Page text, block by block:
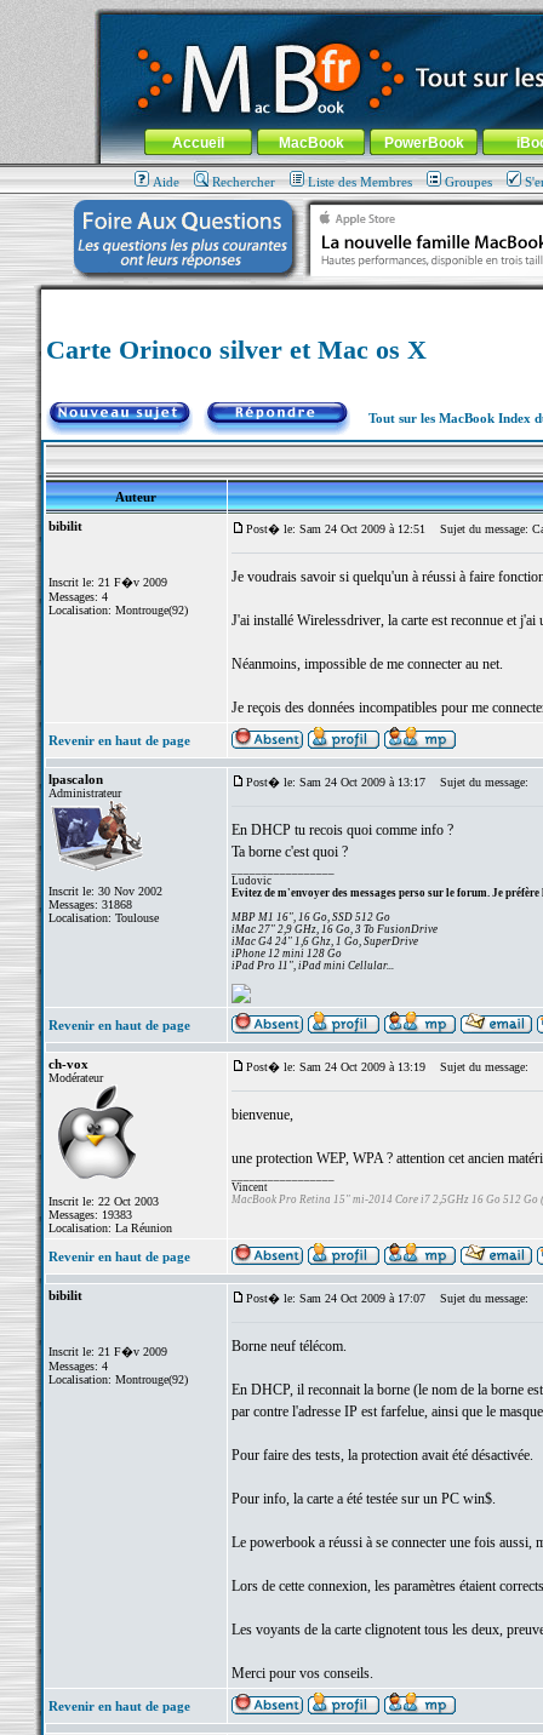
MacBook-fr.com : 100% Apple... 100% nomade !
Aller au contenu-Aller au menu général-Aller au menu de
Menu général
Accueil MacBook PowerBook
Aide Rechercher Liste des Membres Groupes
Carte Orinoco silver et Mac os X
Tout sur les MacBook Index
Auteur
bibilit
Inscrit le: 21 F�v 2009
Messages: 4
Localisation: Montrouge(92)
Post� le: Sam 24 Oct 2009 à 12:51 Sujet du message:
Je voudrais savoir si quelqu'un à réussi à faire
J'ai installé Wirelessdriver, la carte est reconnue et j'ai
Néanmoins, impossible de me connecter au net.
Je reçois des données incompatibles pour me
Revenir en haut de page
lpascalon
Administrateur
Inscrit le: 30 Nov 2002
Messages: 31868
Localisation: Toulouse
Post� le: Sam 24 Oct 2009 à 13:17 Sujet du message:
En DHCP tu recois quoi comme info ?
Ta borne c'est quoi ?
Ludovic
Evitez de m'envoyer des messages perso sur le forum. Je préfère
MBP M1 16", 16 Go, SSD 512 Go
iMac 27" 2,9 GHz, 16 Go, 3 To FusionDrive
iMac G4 24" 1,6 Ghz, 1 Go, SuperDrive
iPhone 12 mini 128 Go
iPad Pro 11", iPad mini Cellular...
Revenir en haut de page
ch-vox
Modérateur
Inscrit le: 22 Oct 2003
Messages: 19383
Localisation: La Réunion
Post� le: Sam 24 Oct 2009 à 13:19 Sujet du message:
bienvenue,
une protection WEP, WPA ? attention cet ancien
Vincent
MacBook Pro Retina 15" mi-2014 Core i7 2,5GHz 16 Go 512 Go
Revenir en haut de page
bibilit
Inscrit le: 21 F�v 2009
Messages: 4
Localisation: Montrouge(92)
Post� le: Sam 24 Oct 2009 à 17:07 Sujet du message:
Borne neuf télécom.
En DHCP, il reconnait la borne (le nom de la borne
par contre l'adresse IP est farfelue, ainsi que le
Pour faire des tests, la protection avait été désactivée.
Pour info, la carte a été testée sur un PC win$.
Le powerbook a réussi à se connecter une fois aussi,
Lors de cette connexion, les paramètres étaient
Les voyants de la carte clignotent tous les deux,
Merci pour vos conseils.
Revenir en haut de page